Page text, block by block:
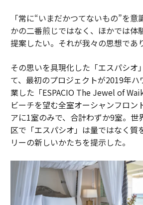
「常に“いまだかつてないもの”を意
かの二番煎じではなく、ほかでは体
提案したい。それが我々の思想であ
その思いを具現化した「エスパシオ
て、最初のプロジェクトが2019年
業した「ESPACIO The Jewel of
ビーチを望む全室オーシャンフロン
アに1室のみで、合計わずか9室。世
区で「エスパシオ」は量ではなく質
リーの新しいかたちを提示した。